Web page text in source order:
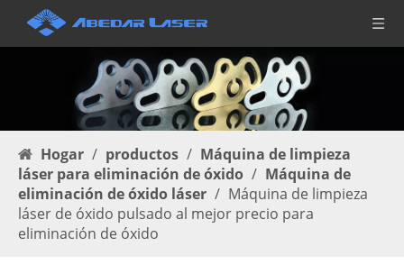
Hogar / productos / Máquina de limpieza
láser para eliminación de óxido / Máquina de
eliminación de óxido láser / Máquina de limpieza
láser de óxido pulsado al mejor precio para
eliminación de óxido